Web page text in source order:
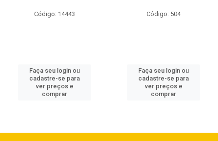
Código: 14443
Faça seu login ou
cadastre-se para
ver preços e
comprar
Código: 504
Faça seu login ou
cadastre-se para
ver preços e
comprar